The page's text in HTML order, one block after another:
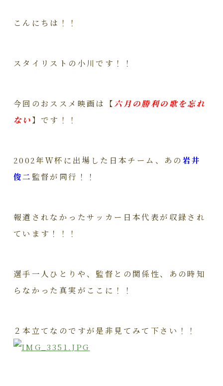
こんにちは！！
スタイリストの小川です！！
今回のおススメ映画は【 六月の勝利の歌を忘れ
ない】です！！
2002年Ｗ杯に出場した日本チーム、あの 岩井
俊二 監督が同行！！
報道されなかったサッカー日本代表が収録され
ています！！！
選手一人ひとりや、監督との関係性、あの時知
らなかった真実がここに！！
２本立てなのですが是非見てみて下さい！！